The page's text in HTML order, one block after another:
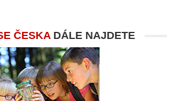
ČESKADÁLE NAJDETE